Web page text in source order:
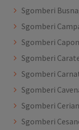
Sgomberi
Sgomberi
Sgomberi
Sgomberi
Sgomberi
Sgomberi
Sgomberi
Sgomberi